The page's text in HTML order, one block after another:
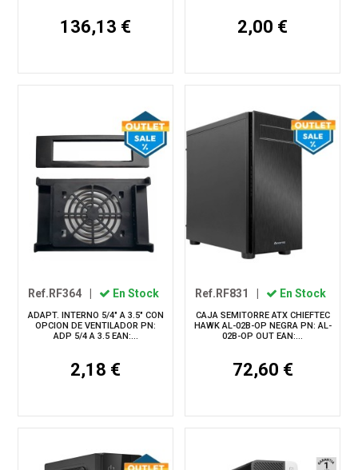
136,13 € 2,00 €
Ref.RF364 En Stock
ADAPT. INTERNO 5/4" A 3.5" CON
OPCION DE VENTILADOR PN:
ADP 5/4 A 3.5 EAN:...
2,18 €
Ref.RF831 En Stock
CAJA SEMITORRE ATX CHIEFTEC
HAWK AL-02B-OP NEGRA PN: AL-
02B-OP OUT EAN:...
72,60 €